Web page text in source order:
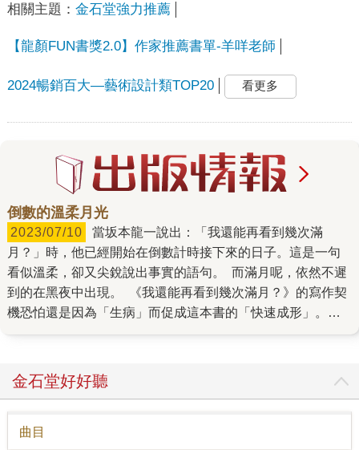
相關主題： 金石堂強力推薦
【龍顏FUN書獎2.0】作家推薦書單-羊咩老師
2024暢銷百大—藝術設計類TOP20 看更多
倒數的溫柔月光
2023/07/10
月？」時，他已經開始在倒數計時接下來的日子。這是一句
看似溫柔，卻又尖銳說出事實的語句。 而滿月呢，依然不遲
到的在黑夜中出現。 《我還能再看到幾次滿月？》的寫作契
機恐怕還是因為「生病」而促成這本書的「快速成形」。寫
交了哪些朋友等等。但《我還能再看到幾次滿月》一開始就
先說：我開始用滿月在倒數人生了。在倒數階段，我做了哪
些事，以及，還有哪些事我得快點做。 剛好他有一位好朋友
鈴木正文，是資深的媒體人，不論是《音樂使人自由》還是
金石堂好好聽
曲目